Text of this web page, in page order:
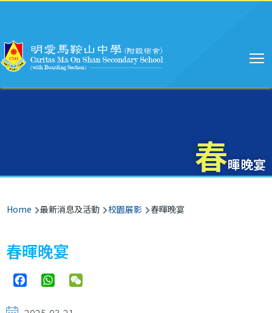
春暉晚宴
Breadcrumb
Home 最新消息及活動 校園展影 春暉晚宴
春暉晚宴
FacebookWhatsApp